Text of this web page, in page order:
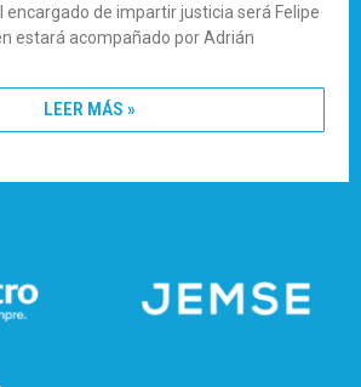
encargado de impartir justicia será Felipe
estará acompañado por Adrián
LEER MÁS »